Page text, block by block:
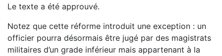
Le texte a été approuvé.
Notez que cette réforme introduit une exception : un
officier pourra désormais être jugé par des magistrats
militaires d’un grade inférieur mais appartenant à la